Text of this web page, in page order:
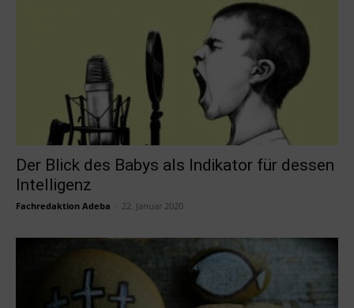
Der Blick des Babys als Indikator für dessen
Intelligenz
Fachredaktion Adeba 22. Januar 2020